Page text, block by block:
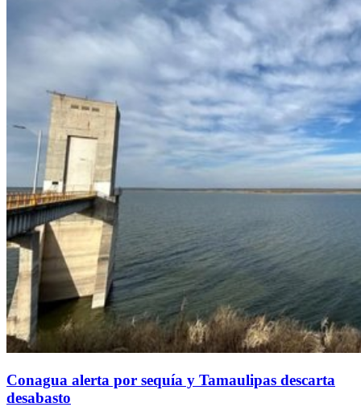
Conagua alerta por sequía y Tamaulipas descarta
desabasto